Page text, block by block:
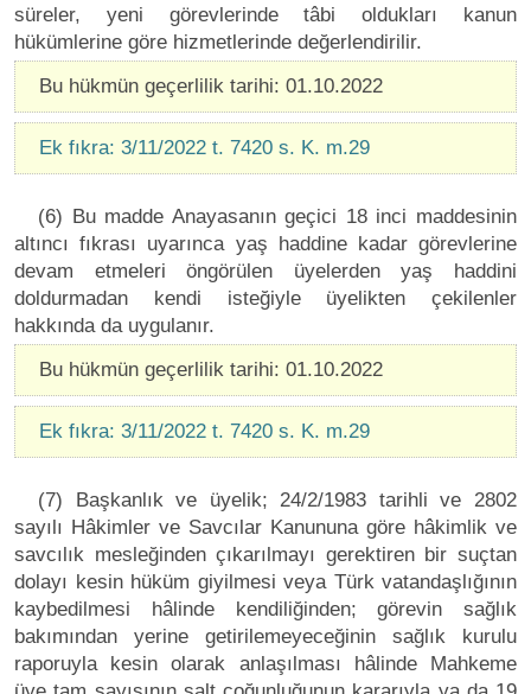
süreler, yeni görevlerinde tâbi oldukları kanun
hükümlerine göre hizmetlerinde değerlendirilir.
Bu hükmün geçerlilik tarihi: 01.10.2022
Ek fıkra: 3/11/2022 t. 7420 s. K. m.29
(6) Bu madde Anayasanın geçici 18 inci maddesinin
altıncı fıkrası uyarınca yaş haddine kadar görevlerine
devam etmeleri öngörülen üyelerden yaş haddini
doldurmadan kendi isteğiyle üyelikten çekilenler
hakkında da uygulanır.
Bu hükmün geçerlilik tarihi: 01.10.2022
Ek fıkra: 3/11/2022 t. 7420 s. K. m.29
(7) Başkanlık ve üyelik; 24/2/1983 tarihli ve 2802
sayılı Hâkimler ve Savcılar Kanununa göre hâkimlik ve
savcılık mesleğinden çıkarılmayı gerektiren bir suçtan
dolayı kesin hüküm giyilmesi veya Türk vatandaşlığının
kaybedilmesi hâlinde kendiliğinden; görevin sağlık
bakımından yerine getirilemeyeceğinin sağlık kurulu
raporuyla kesin olarak anlaşılması hâlinde Mahkeme